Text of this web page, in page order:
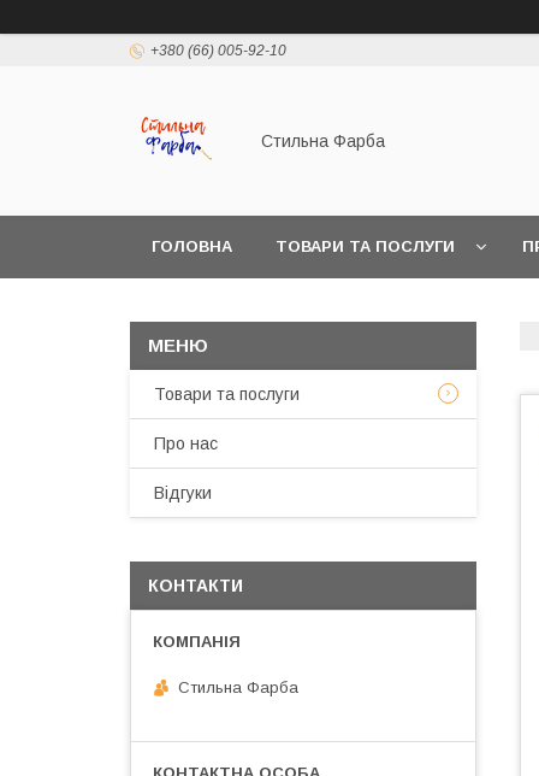
+380 (66) 005-92-10
Стильна Фарба
ГОЛОВНА ТОВАРИ ТА ПОСЛУГИ
Товари та послуги
Про нас
Відгуки
КОНТАКТИ
Стильна Фарба